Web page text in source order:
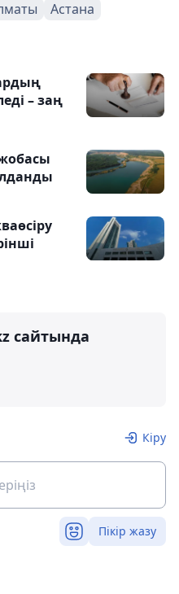
Астана
– заң
сайтында
Кіру
Пікір жазу